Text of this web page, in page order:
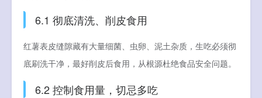
6.1 彻底清洗、削皮食用
红薯表皮缝隙藏有大量细菌、虫卵、泥土杂质，生吃必须彻
底刷洗干净，最好削皮后食用，从根源杜绝食品安全问题。
6.2 控制食用量，切忌多吃